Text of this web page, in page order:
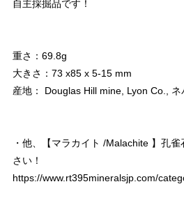
自主採掘品です！
重さ：69.8g
大きさ：73 x85 x 5-15 mm
産地： Douglas Hill mine, Lyon Co., ネ
・他、【マラカイト /Malachite 】孔
さい！
https://www.rt395mineralsjp.com/